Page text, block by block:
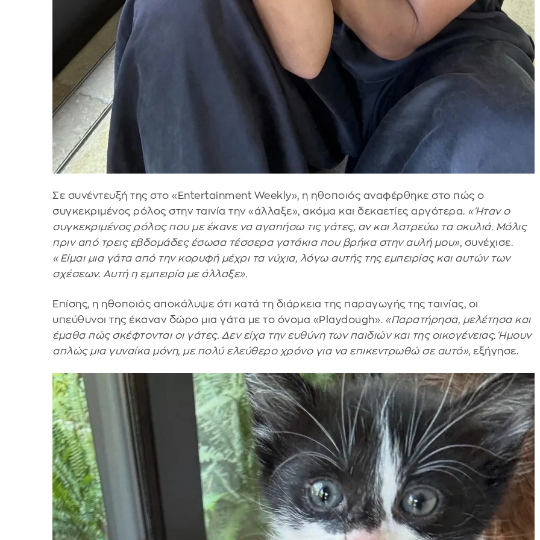
Σε συνέντευξή της στο «Entertainment Weekly», η ηθοποιός αναφέρθηκε στο πώς ο
συγκεκριμένος ρόλος στην ταινία την «άλλαξε», ακόμα και δεκαετίες αργότερα. «Ήταν ο
συγκεκριμένος ρόλος που με έκανε να αγαπήσω τις γάτες, αν και λατρεύω τα σκυλιά. Μόλις
πριν από τρεις εβδομάδες έσωσα τέσσερα γατάκια που βρήκα στην αυλή μου», συνέχισε.
«Είμαι μια γάτα από την κορυφή μέχρι τα νύχια, λόγω αυτής της εμπειρίας και αυτών των
σχέσεων. Αυτή η εμπειρία με άλλαξε».
Επίσης, η ηθοποιός αποκάλυψε ότι κατά τη διάρκεια της παραγωγής της ταινίας, οι
υπεύθυνοι της έκαναν δώρο μια γάτα με το όνομα «Playdough». «Παρατήρησα, μελέτησα και
έμαθα πώς σκέφτονται οι γάτες. Δεν είχα την ευθύνη των παιδιών και της οικογένειας. Ήμουν
απλώς μια γυναίκα μόνη, με πολύ ελεύθερο χρόνο για να επικεντρωθώ σε αυτό», εξήγησε.